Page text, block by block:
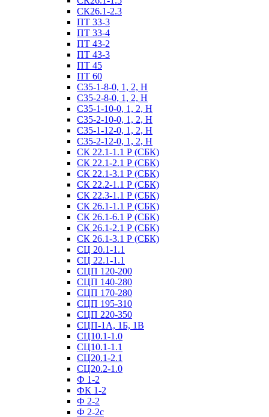
СК26.1-2.3
ПТ 33-3
ПТ 33-4
ПТ 43-2
ПТ 43-3
ПТ 45
ПТ 60
С35-1-8-0, 1, 2, Н
С35-2-8-0, 1, 2, Н
С35-1-10-0, 1, 2, Н
С35-2-10-0, 1, 2, Н
С35-1-12-0, 1, 2, Н
С35-2-12-0, 1, 2, Н
СК 22.1-1.1 Р (СБК)
СК 22.1-2.1 Р (СБК)
СК 22.1-3.1 Р (СБК)
СК 22.2-1.1 Р (СБК)
СК 22.3-1.1 Р (СБК)
СК 26.1-1.1 Р (СБК)
СК 26.1-6.1 Р (СБК)
СК 26.1-2.1 Р (СБК)
СК 26.1-3.1 Р (СБК)
СЦ 20.1-1.1
СЦ 22.1-1.1
СЦП 120-200
СЦП 140-280
СЦП 170-280
СЦП 195-310
СЦП 220-350
СЦП-1А, 1Б, 1В
СЦ10.1-1.0
СЦ10.1-1.1
СЦ20.1-2.1
СЦ20.2-1.0
Ф 1-2
ФК 1-2
Ф 2-2
Ф 2-2с